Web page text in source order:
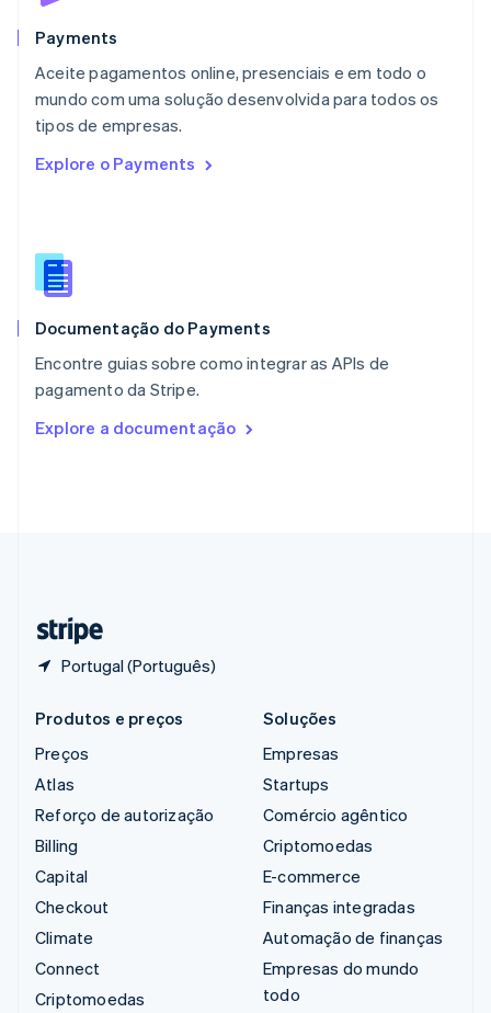
Payments
Aceite pagamentos online, presenciais e em todo o
mundo com uma solução desenvolvida para todos os
tipos de empresas.
Explore o Payments
Documentação do Payments
Encontre guias sobre como integrar as APIs de
pagamento da Stripe.
Explore a documentação
Portugal (Português)
EspañolEnglish
English
Nova Zelândia
English
NederlandsEnglish
Português
RAE de Hong Kong, China
Reino Unido
República Tcheca
English
English
Produtos e preços
Preços
Atlas
Reforço de autorização
Billing
Capital
Checkout
Climate
Connect
Criptomoedas
Soluções
Empresas
Startups
Comércio agêntico
Criptomoedas
E-commerce
Finanças integradas
Automação de finanças
Empresas do mundo
todo